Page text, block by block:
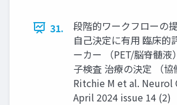
31.
段階的ワークフローの
自己決定に有用 臨床的
ーカー （PET/脳脊髄液
子検査 治療の決定 （協
Ritchie M et al. Neurol
April 2024 issue 14 (2)